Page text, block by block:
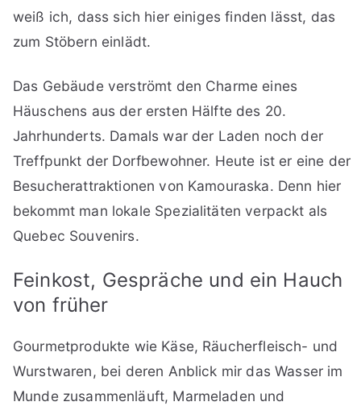
weiß ich, dass sich hier einiges finden lässt, das
zum Stöbern einlädt.
Das Gebäude verströmt den Charme eines
Häuschens aus der ersten Hälfte des 20.
Jahrhunderts. Damals war der Laden noch der
Treffpunkt der Dorfbewohner. Heute ist er eine der
Besucherattraktionen von Kamouraska. Denn hier
bekommt man lokale Spezialitäten verpackt als
Quebec Souvenirs.
Feinkost, Gespräche und ein Hauch
von früher
Gourmetprodukte wie Käse, Räucherfleisch- und
Wurstwaren, bei deren Anblick mir das Wasser im
Munde zusammenläuft, Marmeladen und